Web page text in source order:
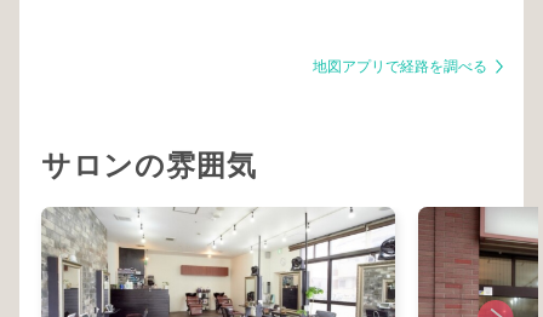
地図アプリで経路を調べる
サロンの雰囲気